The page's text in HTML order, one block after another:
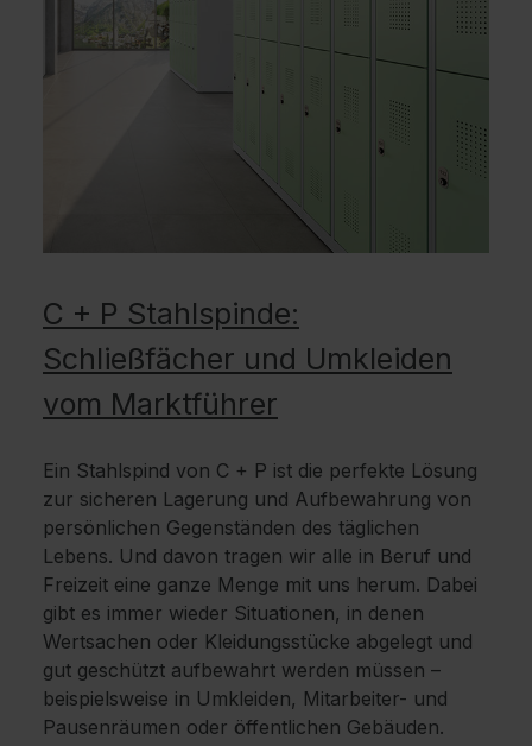
C + P Stahlspinde:
Schließfächer und Umkleiden
vom Marktführer
Ein Stahlspind von C + P ist die perfekte Lösung
zur sicheren Lagerung und Aufbewahrung von
persönlichen Gegenständen des täglichen
Lebens. Und davon tragen wir alle in Beruf und
Freizeit eine ganze Menge mit uns herum. Dabei
gibt es immer wieder Situationen, in denen
Wertsachen oder Kleidungsstücke abgelegt und
gut geschützt aufbewahrt werden müssen –
beispielsweise in Umkleiden, Mitarbeiter- und
Pausenräumen oder öffentlichen Gebäuden.